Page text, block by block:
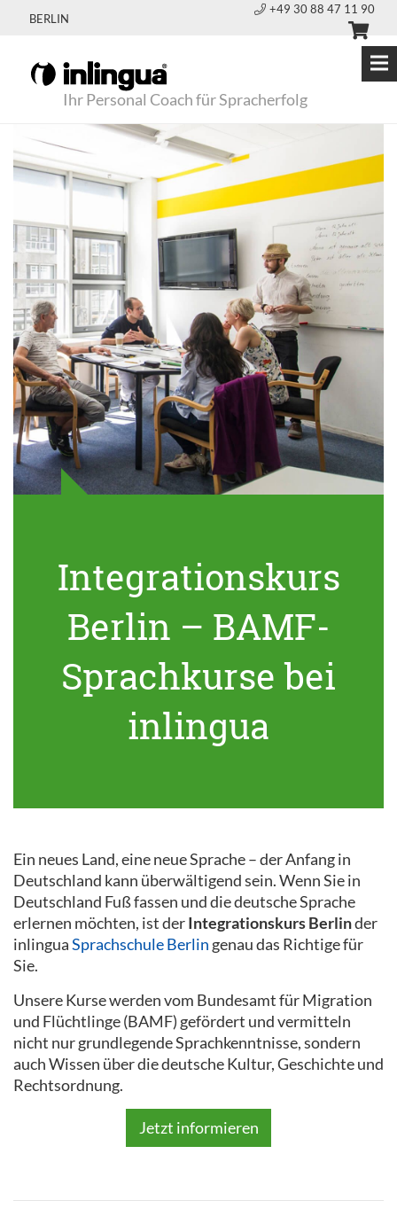
BERLIN
+49 30 88 47 11 90
Ihr Personal Coach für Spracherfolg
Integrationskurs
Berlin – BAMF-
Sprachkurse bei
inlingua
Ein neues Land, eine neue Sprache – der Anfang in
Deutschland kann überwältigend sein. Wenn Sie in
Deutschland Fuß fassen und die deutsche Sprache
erlernen möchten, ist derIntegrationskurs Berlinder
inlinguaSprachschule Berlin genau das Richtige für
Sie.
Unsere Kurse werden vom Bundesamt für Migration
und Flüchtlinge (BAMF) gefördert und vermitteln
nicht nur grundlegende Sprachkenntnisse, sondern
auch Wissen über die deutsche Kultur, Geschichte und
Rechtsordnung.
Jetzt informieren